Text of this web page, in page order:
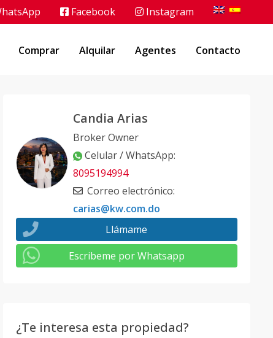
Facebook Instagram
Comprar Alquilar Agentes Contacto
Candia Arias
Broker Owner
Celular / WhatsApp:
8095194994
Correo electrónico:
carias@kw.com.do
Llámame
Escribeme por Whatsapp
¿Te interesa esta propiedad?